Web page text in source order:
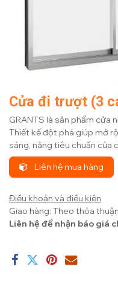
Cửa đi trượt (3
GRANTS là sản phẩm cửa
Thiết kế đột phá giúp mở
sáng, nâng tiêu chuẩn của
Liên hệ mua hàng
Điều khoản và điều kiện
Giao hàng: Theo thỏa thuận
Liên hệ để nhận báo giá